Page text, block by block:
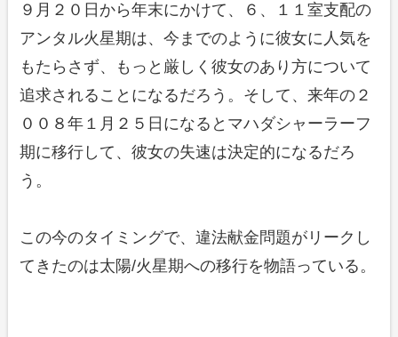
９月２０日から年末にかけて、６、１１室支配の
アンタル火星期は、今までのように彼女に人気を
もたらさず、もっと厳しく彼女のあり方について
追求されることになるだろう。そして、来年の２
００８年１月２５日になるとマハダシャーラーフ
期に移行して、彼女の失速は決定的になるだろ
う。
この今のタイミングで、違法献金問題がリークし
てきたのは太陽/火星期への移行を物語っている。